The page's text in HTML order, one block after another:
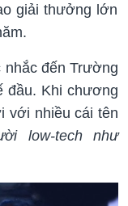
giải thưởng lớn
nhắc đến Trường
đầu. Khi chương
với nhiều cái tên
low-tech như